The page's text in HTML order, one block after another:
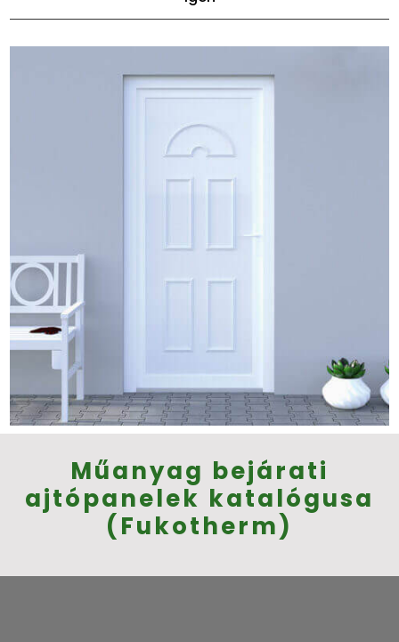
Műanyag bejárati
ajtópanelek katalógusa
(Fukotherm)